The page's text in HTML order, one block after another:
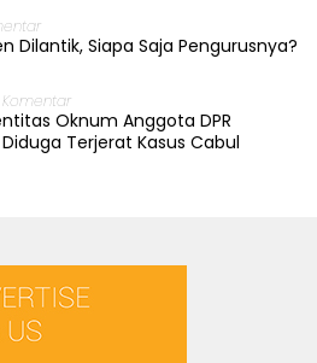
Dilantik, Siapa Saja Pengurusnya?
Komentar
Oknum Anggota DPR
Terjerat Kasus Cabul